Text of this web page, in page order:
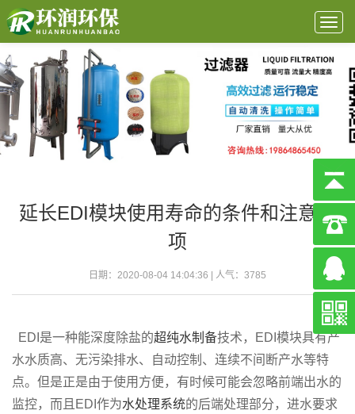
延长EDI模块使用寿命的条件和注意事
项
日期：2020-08-04 14:04:36 | 人气： 3785
EDI是一种能深度除盐的超纯水制备技术，EDI模块具有产
水水质高、无污染排水、自动控制、连续不间断产水等特
点。但是正是由于使用方便，有时候可能会忽略前端出水的
监控，而且EDI作为水处理系统的后端处理部分，进水要求